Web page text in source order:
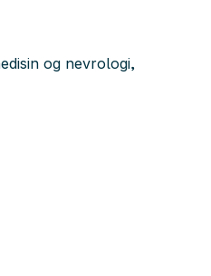
og nevrologi,